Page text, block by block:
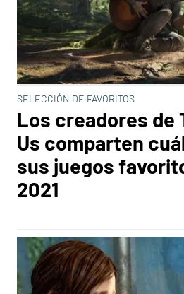
SELECCIÓN DE FAVORITOS
Los creadores de
Us comparten
sus juegos
2021